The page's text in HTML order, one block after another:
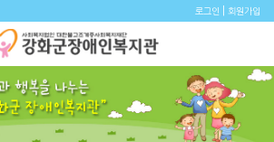
로그인 회원가입